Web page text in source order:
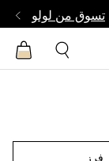
تسوق من لولو
فرز